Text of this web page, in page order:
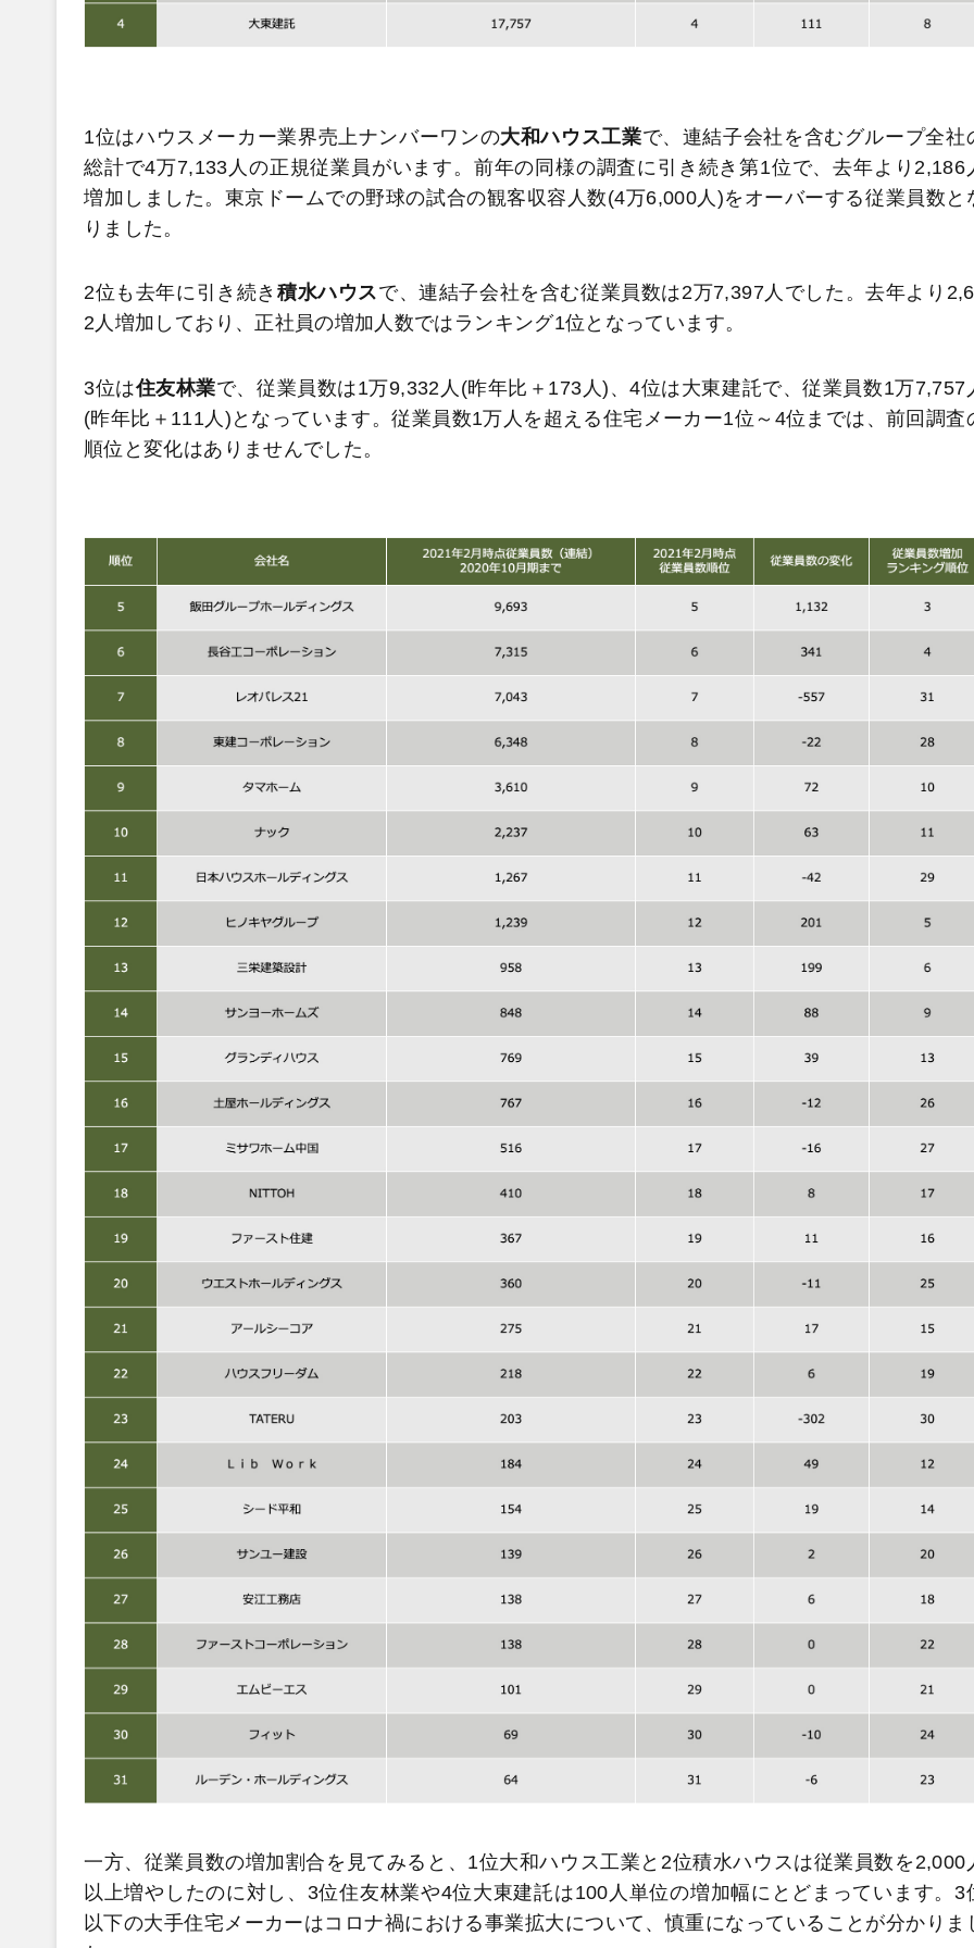
1位はハウスメーカー業界売上ナンバーワンの大和ハウス工業で、連結子会社を含むグループ全社
総計で4万7,133人の正規従業員がいます。前年の同様の調査に引き続き第1位で、去年より2,186
増加しました。東京ドームでの野球の試合の観客収容人数(4万6,000人)をオーバーする従業員数と
りました。
2位も去年に引き続き 積水ハウスで、連結子会社を含む従業員数は2万7,397人でした。去年より
2人増加しており、正社員の増加人数ではランキング1位となっています。
3位は住友林業で、従業員数は1万9,332人(昨年比＋173人)、4位は大東建託で、従業員数1万7,757
(昨年比＋111人)となっています。従業員数1万人を超える住宅メーカー1位～4位までは、前回調査
順位と変化はありませんでした。
一方、従業員数の増加割合を見てみると、1位大和ハウス工業と2位積水ハウスは従業員数を2,000
以上増やしたのに対し、3位住友林業や4位大東建託は100人単位の増加幅にとどまっています。3
以下の大手住宅メーカーはコロナ禍における事業拡大について、慎重になっていることが分かりま